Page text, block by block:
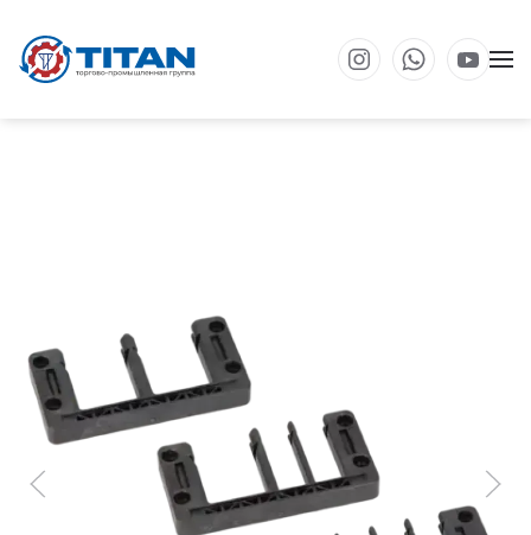
Перейти к основному содержанию